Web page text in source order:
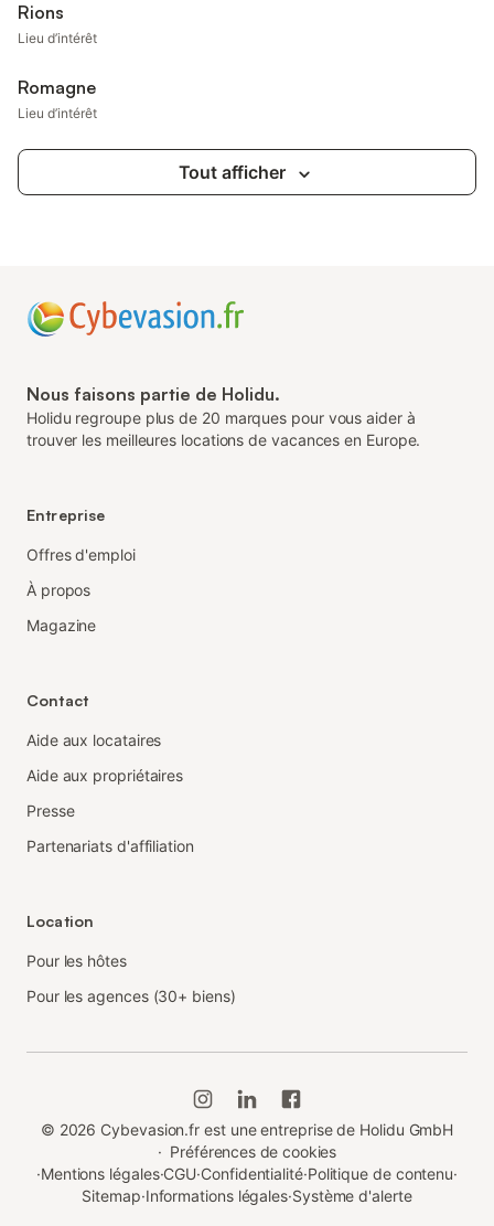
Rions
Lieu d’intérêt
Romagne
Lieu d’intérêt
Tout afficher
Nous faisons partie de Holidu.
Holidu regroupe plus de 20 marques pour vous aider à
trouver les meilleures locations de vacances en Europe.
Entreprise
Offres d'emploi
À propos
Magazine
Contact
Aide aux locataires
Aide aux propriétaires
Presse
Partenariats d'affiliation
Location
Pour les hôtes
Pour les agences (30+ biens)
© 2026 Cybevasion.fr est une entreprise de Holidu GmbH
· Préférences de cookies
·Mentions légales·CGU·Confidentialité·Politique de contenu·
Sitemap·Informations légales·Système d'alerte